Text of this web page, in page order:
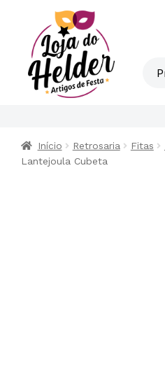
Início Retrosaria Fitas
Lantejoula Cubeta